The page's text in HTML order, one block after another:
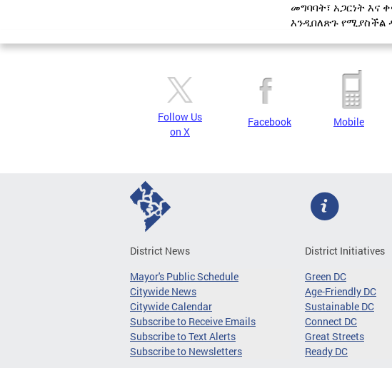
መግባባት፣ አጋርነት እና
እንዲበለጽጉ የሚያስችል
Follow Us
on X
Facebook Mobile
District News
Mayor's Public Schedule
Citywide News
Citywide Calendar
Subscribe to Receive Emails
Subscribe to Text Alerts
Subscribe to Newsletters
District Initiatives
Green DC
Age-Friendly DC
Sustainable DC
Connect DC
Great Streets
Ready DC